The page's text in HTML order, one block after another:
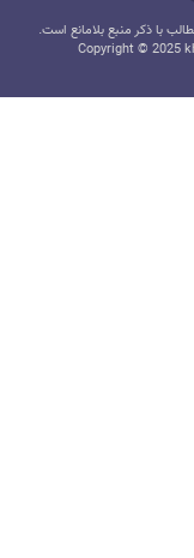
با ذکر منبع بلامانع است.
Copyright © 2025